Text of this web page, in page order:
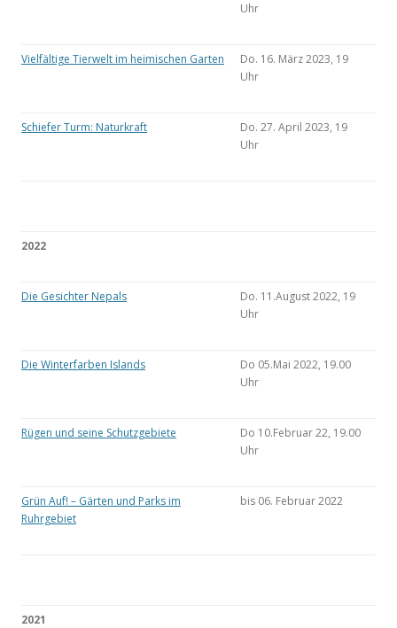
Uhr
Vielfältige Tierwelt im heimischen Garten
Do. 16. März 2023, 19
Uhr
Schiefer Turm: Naturkraft
Do. 27. April 2023, 19
Uhr
2022
Die Gesichter Nepals
Do. 11.August 2022, 19
Uhr
Die Winterfarben Islands
Do 05.Mai 2022, 19.00
Uhr
Rügen und seine Schutzgebiete
Do 10.Februar 22, 19.00
Uhr
Grün Auf! – Gärten und Parks im
Ruhrgebiet
bis 06. Februar 2022
2021